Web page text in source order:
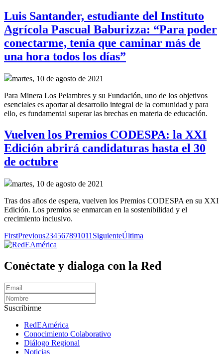
Luis Santander, estudiante del Instituto
Agrícola Pascual Baburizza: “Para poder
conectarme, tenía que caminar más de
una hora todos los días”
martes, 10 de agosto de 2021
Para Minera Los Pelambres y su Fundación, uno de los objetivos
esenciales es aportar al desarrollo integral de la comunidad y para
ello, es fundamental superar las brechas en materia de educación.
Vuelven los Premios CODESPA: la XXI
Edición abrirá candidaturas hasta el 30
de octubre
martes, 10 de agosto de 2021
Tras dos años de espera, vuelven los Premios CODESPA en su XXI
Edición. Los premios se enmarcan en la sostenibilidad y el
crecimiento inclusivo.
FirstPrevious234567891011 SiguienteÚltima
Conéctate y dialoga con la Red
Suscribirme
RedEAmérica
Conocimiento Colaborativo
Diálogo Regional
Noticias